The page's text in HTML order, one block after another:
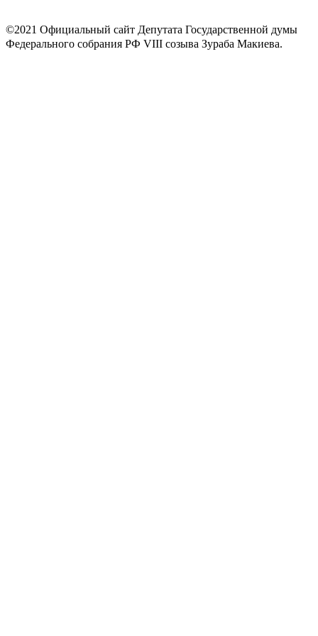
©2021 Официальный сайт Депутата Государственной думы
Федерального собрания РФ VIII созыва Зураба Макиева.